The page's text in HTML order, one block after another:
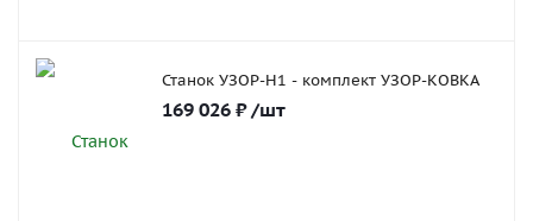
Станок УЗОР-Н1 - комплект УЗОР-КОВКА
169 026 ₽ /шт